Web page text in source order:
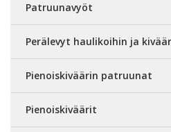
Patruunavyöt
Perälevyt haulikoihin ja
Pienoiskiväärin patruunat
Pienoiskiväärit